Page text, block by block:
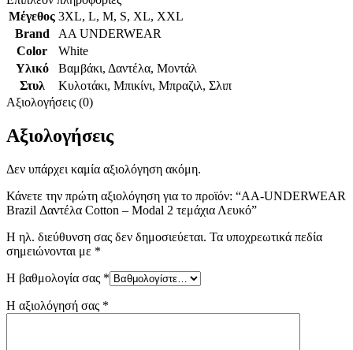
Μέγεθος 3XL, L, M, S, XL, XXL
Brand
AA UNDERWEAR
Color
White
Υλικό
Βαμβάκι, Δαντέλα, Μοντάλ
Στυλ
Κυλοτάκι, Μπικίνι, Μπραζιλ, Σλιπ
Αξιολογήσεις (0)
Αξιολογήσεις
Δεν υπάρχει καμία αξιολόγηση ακόμη.
Κάνετε την πρώτη αξιολόγηση για το προϊόν: “AA-UNDERWEAR
Brazil Δαντέλα Cotton – Modal 2 τεμάχια Λευκό”
Η ηλ. διεύθυνση σας δεν δημοσιεύεται. Τα υποχρεωτικά πεδία
σημειώνονται με *
Η βαθμολογία σας *
Η αξιολόγησή σας *